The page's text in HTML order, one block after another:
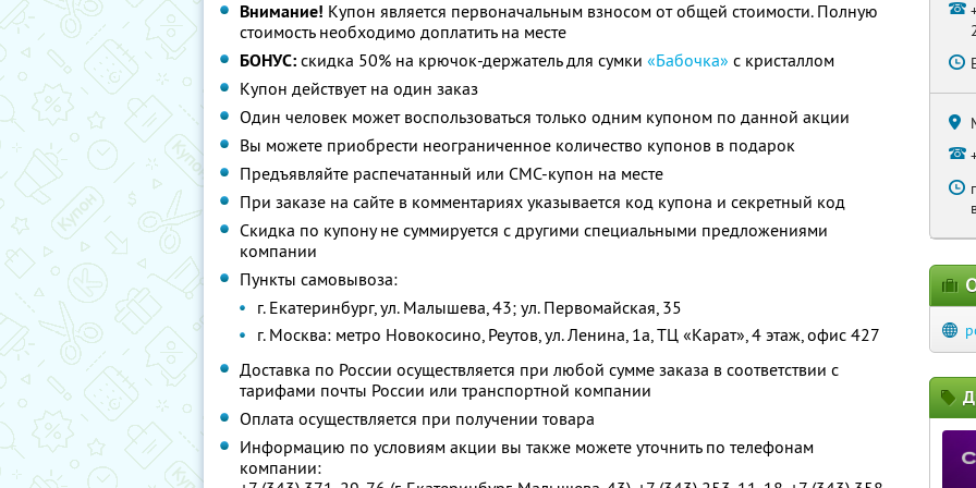
Внимание! Купон является первоначальным взносом от общей стоимости. Полную
стоимость необходимо доплатить на месте
БОНУС: скидка 50% на крючок-держатель для сумки «Бабочка» с кристаллом
Купон действует на один заказ
Один человек может воспользоваться только одним купоном по данной акции
Вы можете приобрести неограниченное количество купонов в подарок
Предъявляйте распечатанный или СМС-купон на месте
При заказе на сайте в комментариях указывается код купона и секретный код
Скидка по купону не суммируется с другими специальными предложениями
компании
Пункты самовывоза:
г. Екатеринбург, ул. Малышева, 43; ул. Первомайская, 35
г. Москва: метро Новокосино, Реутов, ул. Ленина, 1а, ТЦ «Карат», 4 этаж, офис 427
Доставка по России осуществляется при любой сумме заказа в соответствии с
тарифами почты России или транспортной компании
Оплата осуществляется при получении товара
Информацию по условиям акции вы также можете уточнить по телефонам
компании: